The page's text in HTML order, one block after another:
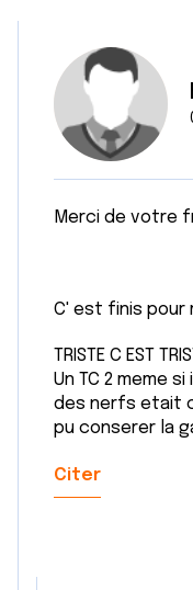
Merci de votre
C' est finis pour
TRISTE C EST
Un TC 2 meme
des nerfs etait
pu conserer la
Citer